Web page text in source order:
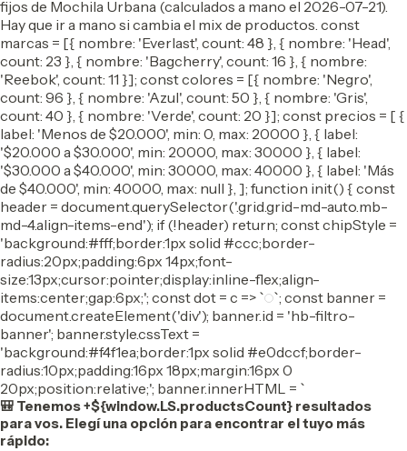
fijos de Mochila Urbana (calculados a mano el 2026-07-21).
Hay que ir a mano si cambia el mix de productos. const
marcas = [{ nombre: 'Everlast', count: 48 }, { nombre: 'Head',
count: 23 }, { nombre: 'Bagcherry', count: 16 }, { nombre:
'Reebok', count: 11 }]; const colores = [{ nombre: 'Negro',
count: 96 }, { nombre: 'Azul', count: 50 }, { nombre: 'Gris',
count: 40 }, { nombre: 'Verde', count: 20 }]; const precios = [ {
label: 'Menos de $20.000', min: 0, max: 20000 }, { label:
'$20.000 a $30.000', min: 20000, max: 30000 }, { label:
'$30.000 a $40.000', min: 30000, max: 40000 }, { label: 'Más
de $40.000', min: 40000, max: null }, ]; function init() { const
header = document.querySelector('.grid.grid-md-auto.mb-
md-4.align-items-end'); if (!header) return; const chipStyle =
'background:#fff;border:1px solid #ccc;border-
radius:20px;padding:6px 14px;font-
size:13px;cursor:pointer;display:inline-flex;align-
items:center;gap:6px;'; const dot = c => ` `; const banner =
document.createElement('div'); banner.id = 'hb-filtro-
banner'; banner.style.cssText =
'background:#f4f1ea;border:1px solid #e0dccf;border-
radius:10px;padding:16px 18px;margin:16px 0
20px;position:relative;'; banner.innerHTML = `
🎒 Tenemos +${window.LS.productsCount} resultados
para vos. Elegí una opción para encontrar el tuyo más
rápido: